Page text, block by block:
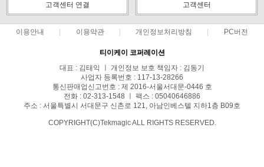
고객센터 연결 고객센터
이용안내 이용약관 개인정보처리방침 PC버전
티이케이 코퍼레이션
대표 : 김태익 ㅣ 개인정보 보호 책임자 : 김동기
사업자 등록번호 : 117-13-28266
통신판매업신고번호 : 제 2016-서울서대문-0446 호
전화 : 02-313-1548 ㅣ 팩스 : 05040646886
주소 : 서울특별시 서대문구 신촌로 121, 아남인베스텔 지하1층 B09호
COPYRIGHT(C)Tekmagic ALL RIGHTS RESERVED.